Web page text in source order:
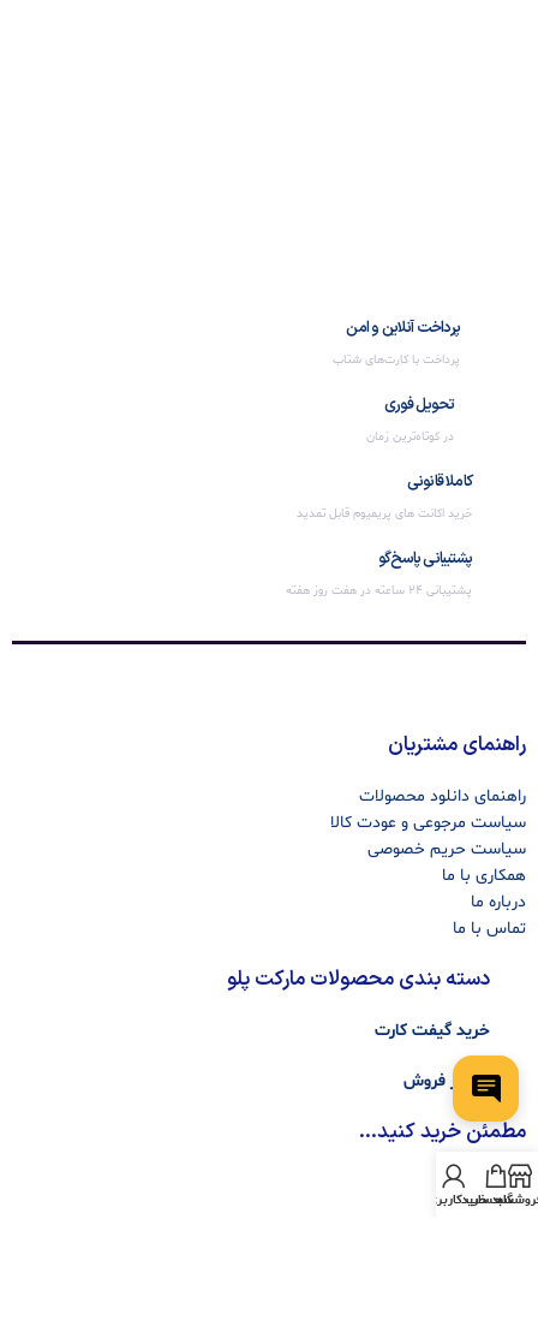
پرداخت آنلاین و امن
پرداخت با کارت‌های شتاب
تحویل فوری
در کوتاه‌ترین زمان
کاملا قانونی
خرید اکانت های پریمیوم قابل تمدید
پشتیبانی پاسخ‌گو
پشتیبانی 24 ساعته در هفت روز هفته
راهنمای مشتریان
راهنمای دانلود محصولات
سیاست مرجوعی و عودت کالا
سیاست حریم خصوصی
همکاری با ما
درباره ما
تماس با ما
دسته بندی محصولات مارکت پلو
خرید گیفت کارت
فاکتور فروش
مطمئن خرید کنید...
سبد خرید
حساب کاربری من